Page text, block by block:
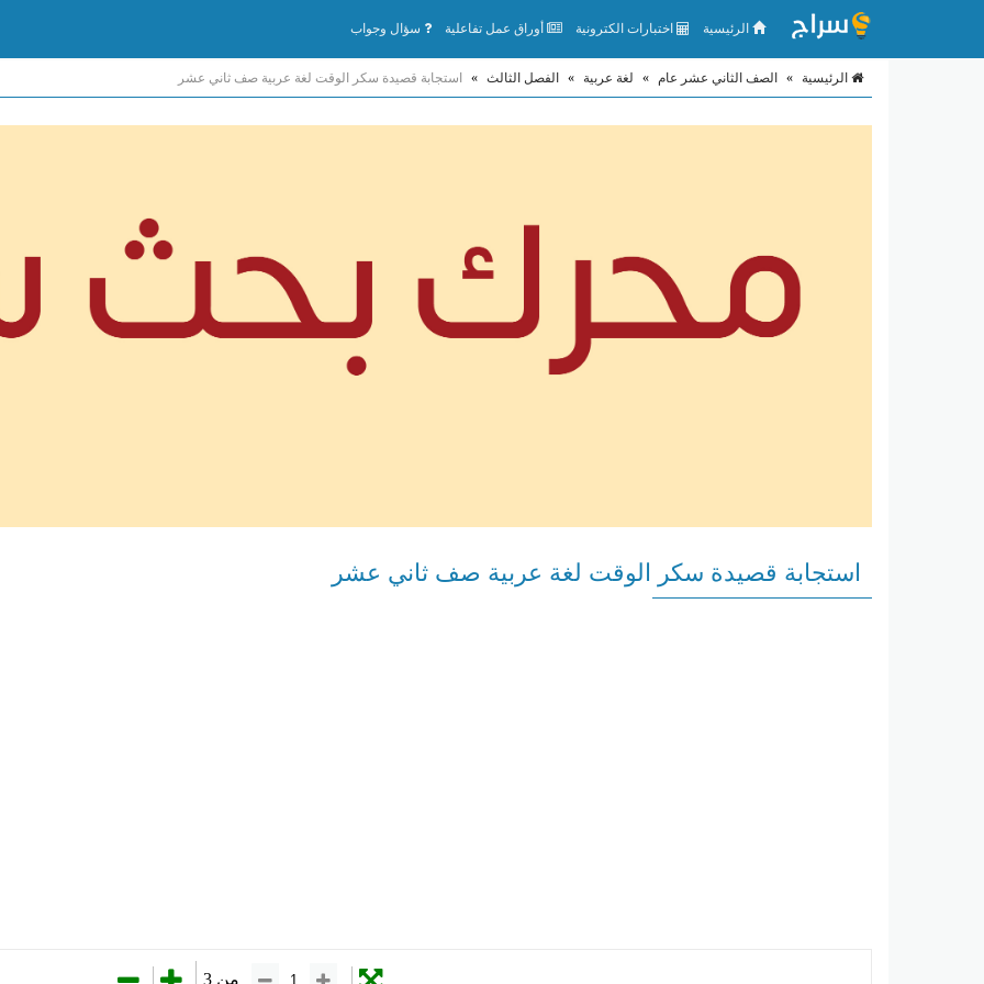
الرئيسية اختبارات الكترونية أوراق عمل تفاعلية سؤال وجواب
الرئيسية » الصف الثاني عشر عام » لغة عربية » الفصل الثالث » استجابة قصيدة سكر الوقت لغة عربية صف ثاني عشر
استجابة قصيدة سكر الوقت لغة عربية صف ثاني عشر